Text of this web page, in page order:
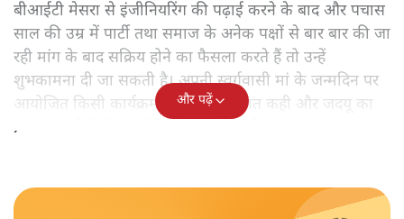
बीआईटी मेसरा से इंजीनियरिंग की पढ़ाई करने के बाद और पचास
साल की उम्र में पार्टी तथा समाज के अनेक पक्षों से बार बार की जा
रही मांग के बाद सक्रिय होने का फैसला करते हैं तो उन्हें
शुभकामना दी जा सकती है। अपनी स्वर्गवासी मां के जन्मदिन पर
आयोजित किसी कार्यक्रम में उन्होंने यह बात कही और जदयू का
प्रदर्शन पहले से बेहतर होने की बात भी कही।
और पढ़ें